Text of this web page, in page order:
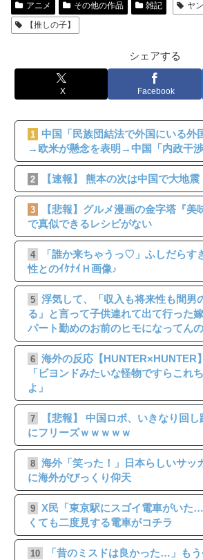
アニメ その他の作品 雑記
ヤ
【推しの子】
シェアする
X Facebook
1 中国「民族団結法で外国にいる外
→欧米が懸念を表明→中国「内政干渉
2 【速報】 熊本の次は中国で大地震
3
【悲報】グルメ漫画の金字塔『美
で真似できるレシピがない
4
「誰か来ちゃうっ♡」ふしだらす
性とのｲｹﾅｲＨ画像♪
5 浮気して、「収入も将来性も間男
る」と言って子供連れて出て行った
パート勤めのお前のヒモになってん
6 海外の反応【HUNTER×HUNTER
「ビヨンドみたいな怪物ですらこれ
よ」
7
【悲報】 中国ロボ、いきなり回
にフリーズｗｗｗｗｗ
8 海外「笑った！」日本らしいサッ
に海外がびっくり仰天
9 X民「東京駅にスゴイ電車がいた
くても二度見する電車がコチラ
10
「昔のミスドは良かった…」も